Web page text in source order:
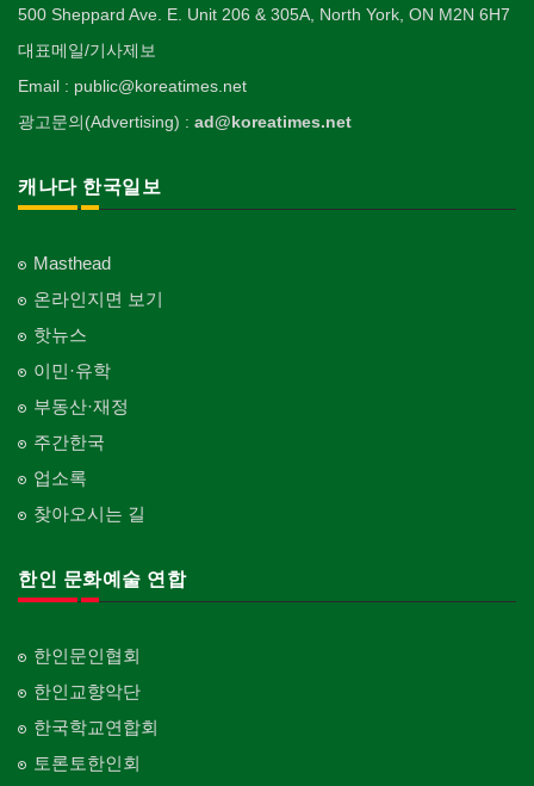
500 Sheppard Ave. E. Unit 206 & 305A, North York, ON M2N 6H7
대표메일/기사제보
Email : public@koreatimes.net
광고문의(Advertising) : ad@koreatimes.net
캐나다 한국일보
Masthead
온라인지면 보기
핫뉴스
이민·유학
부동산·재정
주간한국
업소록
찾아오시는 길
한인 문화예술 연합
한인문인협회
한인교향악단
한국학교연합회
토론토한인회